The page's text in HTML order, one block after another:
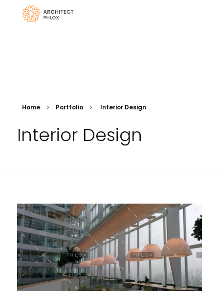
Home Portfolio Interior Design
Interior Design